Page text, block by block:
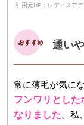
引用元HP：レディスア
通い
常に薄毛が気に
フンワリとした
なりました。私